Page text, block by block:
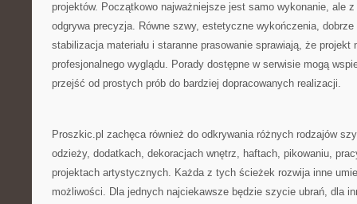
projektów. Początkowo najważniejsze jest samo wykonanie, ale
odgrywa precyzja. Równe szwy, estetyczne wykończenia, dobrze
stabilizacja materiału i staranne prasowanie sprawiają, że projekt
profesjonalnego wyglądu. Porady dostępne w serwisie mogą
przejść od prostych prób do bardziej dopracowanych realizacji.
Proszkic.pl zachęca również do odkrywania różnych rodzajów
odzieży, dodatkach, dekoracjach wnętrz, haftach, pikowaniu,
projektach artystycznych. Każda z tych ścieżek rozwija inne
możliwości. Dla jednych najciekawsze będzie szycie ubrań, dla